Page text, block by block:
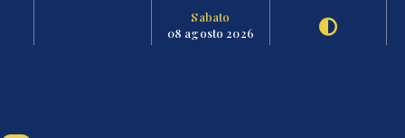
Sabato
08 agosto 2026